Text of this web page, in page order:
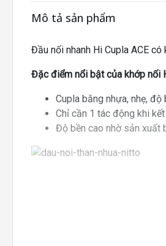
Mô tả sản phẩm
Đầu nối nhanh Hi Cupla ACE
Đặc điểm nổi bật của khớp nối
Cupla bằng nhựa, nhẹ, độ
Chỉ cần 1 tác động khi
Độ bền cao nhờ sản xuất